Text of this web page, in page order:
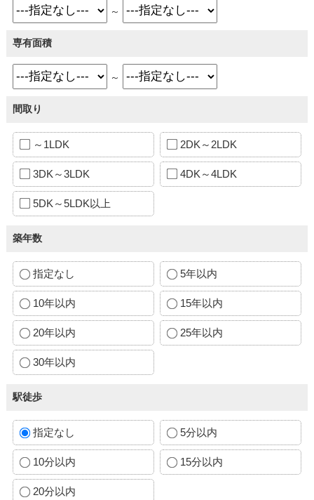
～
専有面積
～
間取り
～1LDK 2DK～2LDK
3DK～3LDK 4DK～4LDK
5DK～5LDK以上
築年数
指定なし 5年以内
10年以内 15年以内
20年以内 25年以内
30年以内
駅徒歩
指定なし 5分以内
10分以内 15分以内
20分以内